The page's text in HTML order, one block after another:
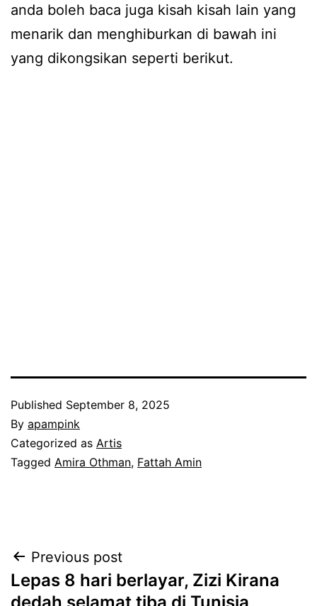
anda boleh baca juga kisah kisah lain yang
menarik dan menghiburkan di bawah ini
yang dikongsikan seperti berikut.
Published September 8, 2025
By apampink
Categorized as Artis
Tagged Amira Othman, Fattah Amin
Post
navigation
Previous post
Lepas 8 hari berlayar, Zizi Kirana
dedah selamat tiba di Tunisia